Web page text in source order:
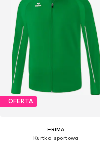
OFERTA
ERIMA
Kurtka sportowa